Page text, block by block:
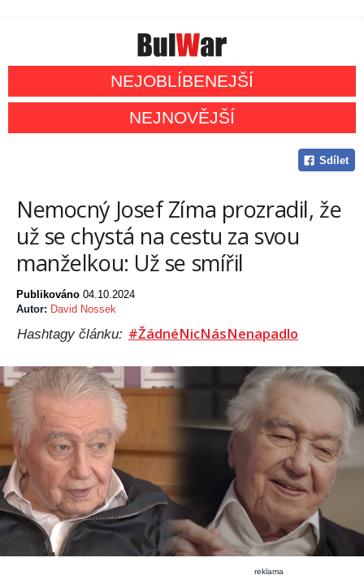
NEJOBLÍBENEJŠÍ
NEJNOVĚJŠÍ
Sdílet
Nemocný Josef Zíma prozradil, že
už se chystá na cestu za svou
manželkou: Už se smířil
Publikováno 04.10.2024
Autor: David Nossek
Hashtagy článku: #ŽádnéNicNásNenapadlo
reklama